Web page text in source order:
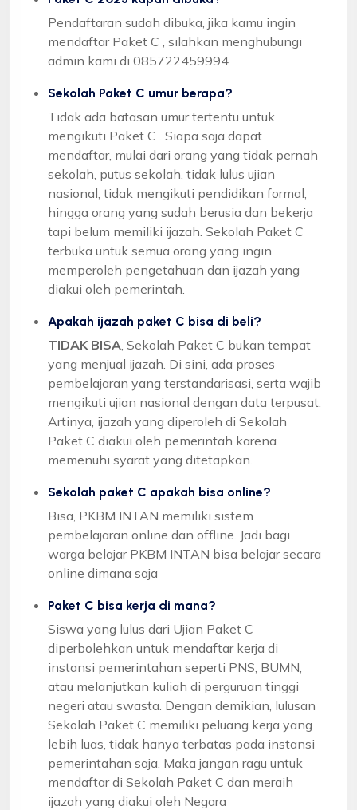
Pendaftaran sudah dibuka, jika kamu ingin
mendaftar Paket C , silahkan menghubungi
admin kami di 085722459994
Sekolah Paket C umur berapa?
Tidak ada batasan umur tertentu untuk
mengikuti Paket C . Siapa saja dapat
mendaftar, mulai dari orang yang tidak pernah
sekolah, putus sekolah, tidak lulus ujian
nasional, tidak mengikuti pendidikan formal,
hingga orang yang sudah berusia dan bekerja
tapi belum memiliki ijazah. Sekolah Paket C
terbuka untuk semua orang yang ingin
memperoleh pengetahuan dan ijazah yang
diakui oleh pemerintah.
Apakah ijazah paket C bisa di beli?
TIDAK BISA , Sekolah Paket C bukan tempat
yang menjual ijazah. Di sini, ada proses
pembelajaran yang terstandarisasi, serta wajib
mengikuti ujian nasional dengan data terpusat.
Artinya, ijazah yang diperoleh di Sekolah
Paket C diakui oleh pemerintah karena
memenuhi syarat yang ditetapkan.
Sekolah paket C apakah bisa online?
Bisa, PKBM INTAN memiliki sistem
pembelajaran online dan offline. Jadi bagi
warga belajar PKBM INTAN bisa belajar secara
online dimana saja
Paket C bisa kerja di mana?
Siswa yang lulus dari Ujian Paket C
diperbolehkan untuk mendaftar kerja di
instansi pemerintahan seperti PNS, BUMN,
atau melanjutkan kuliah di perguruan tinggi
negeri atau swasta. Dengan demikian, lulusan
Sekolah Paket C memiliki peluang kerja yang
lebih luas, tidak hanya terbatas pada instansi
pemerintahan saja. Maka jangan ragu untuk
mendaftar di Sekolah Paket C dan meraih
ijazah yang diakui oleh Negara